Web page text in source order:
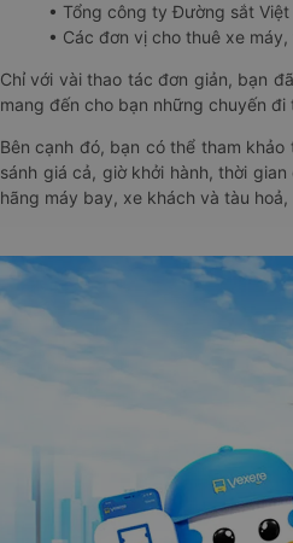
• Tổng công ty Đường sắt Việt
• Các đơn vị cho thuê xe
Chỉ với vài thao tác đơn giản, bạn
mang đến cho bạn những chuyến
Bên cạnh đó, bạn có thể tham
sánh giá cả, giờ khởi hành, thời
hãng máy bay, xe khách và tàu